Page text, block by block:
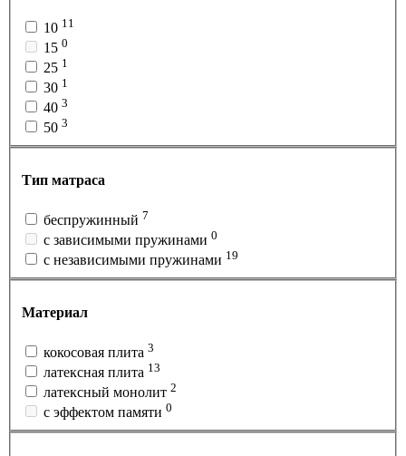
10 11
15 0
25 1
30 1
40 3
50 3
Тип матраса
беспружинный 7
с зависимыми пружинами 0
с независимыми пружинами 19
Материал
кокосовая плита 3
латексная плита 13
латексный монолит 2
с эффектом памяти 0